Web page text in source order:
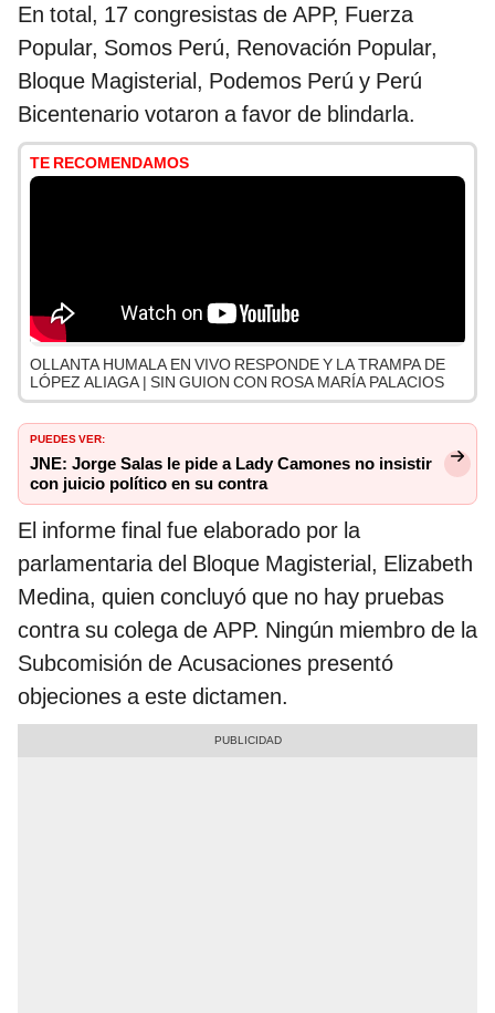
En total, 17 congresistas de APP, Fuerza
Popular, Somos Perú, Renovación Popular,
Bloque Magisterial, Podemos Perú y Perú
Bicentenario votaron a favor de blindarla.
TE RECOMENDAMOS
OLLANTA HUMALA EN VIVO RESPONDE Y LA TRAMPA DE
LÓPEZ ALIAGA | SIN GUION CON ROSA MARÍA PALACIOS
PUEDES VER:
JNE: Jorge Salas le pide a Lady Camones no insistir
con juicio político en su contra
El informe final fue elaborado por la
parlamentaria del Bloque Magisterial, Elizabeth
Medina, quien concluyó que no hay pruebas
contra su colega de APP. Ningún miembro de la
Subcomisión de Acusaciones presentó
objeciones a este dictamen.